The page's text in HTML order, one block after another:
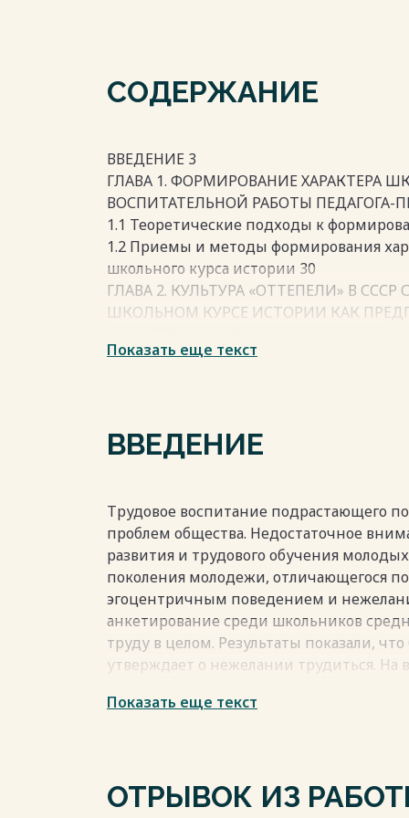
СОДЕРЖАНИЕ
ВВЕДЕНИЕ 3
ГЛАВА 1. ФОРМИРОВАНИЕ ХАРАКТЕРА
ВОСПИТАТЕЛЬНОЙ РАБОТЫ ПЕДАГОГА-
1.1 Теоретические подходы к
1.2 Приемы и методы формирования
школьного курса истории 30
ГЛАВА 2. КУЛЬТУРА «ОТТЕПЕЛИ» В СССР
ШКОЛЬНОМ КУРСЕ ИСТОРИИ КАК
2.1. «Оттепель» в СССР как
ЗАКЛЮЧЕНИЕ 75
ИСТОЧНИКИ И ЛИТЕРАТУРА 78
Весь текст будет доступенпосле
Показать еще текст
ВВЕДЕНИЕ
Трудовое воспитание подрастающего
проблем общества. Недостаточное
развития и трудового обучения
поколения молодежи, отличающегося
эгоцентричным поведением и
анкетирование среди школьников
труду в целом. Результаты показали,
утверждает о нежелании трудиться. На
трудиться не любят. По данным
2022 году это число упало на 35%,
Показать еще текст
ОТРЫВОК ИЗ